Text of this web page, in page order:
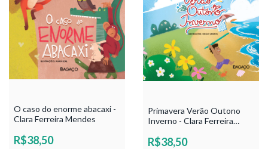
O caso do enorme abacaxi -
Clara Ferreira Mendes
R$38,50
Primavera Verão Outono
Inverno - Clara Ferreira
R$38,50